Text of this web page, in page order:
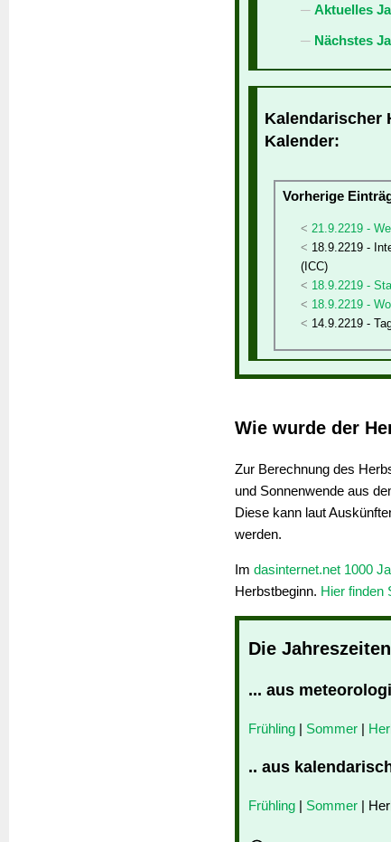
Aktuelles
Nächstes
Kalendarischer
Kalender:
Vorherige
21.9.2219 -
18.9.2219 -
(ICC)
18.9.2219 -
18.9.2219 -
14.9.2219 -
Wie wurde der
Zur Berechnung des
und Sonnenwende aus
Diese kann laut
werden.
Im dasinternet.net 1000
Herbstbeginn. Hier finden
Die
... aus
Frühling | Sommer |
.. aus
Frühling | Sommer |